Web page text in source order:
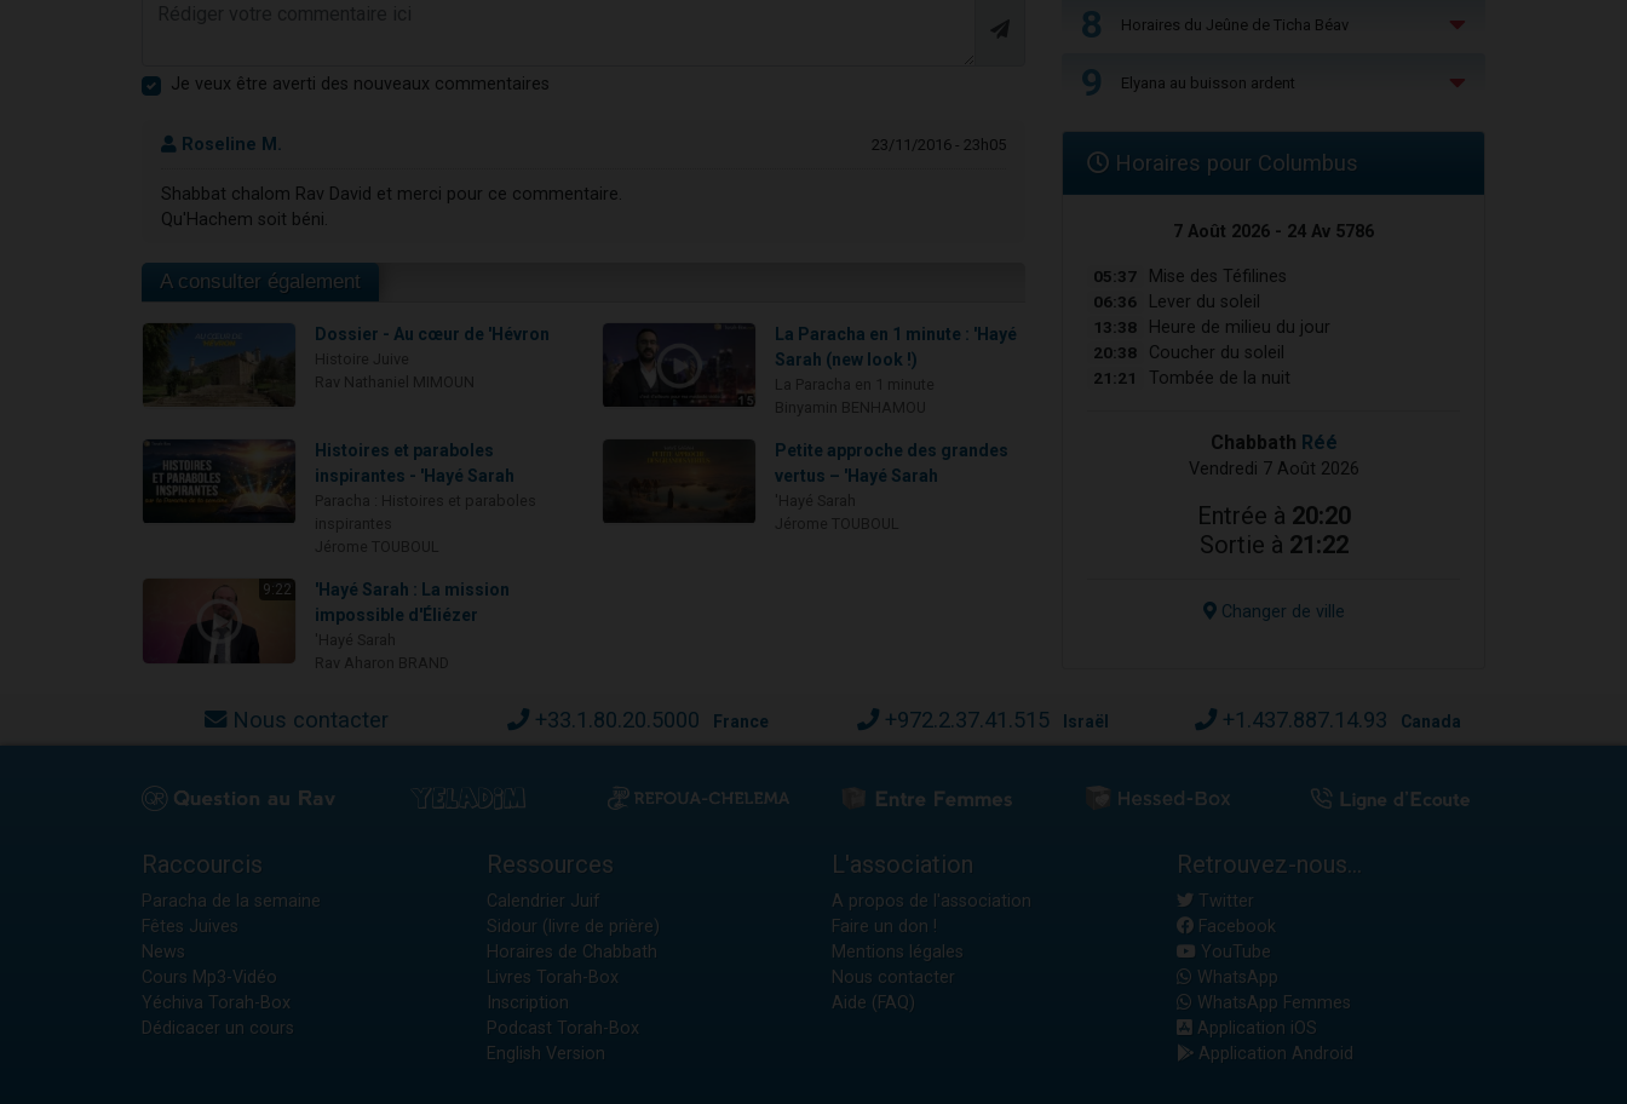
Je veux être averti des nouveaux commentaires
Roseline M. 23/11/2016 - 23h05
Shabbat chalom Rav David et merci pour ce commentaire.
Qu'Hachem soit béni.
A consulter également
Dossier - Au cœur de 'Hévron
La Paracha en 1 minute : 'Hayé
Sarah (new look !)
Histoires et paraboles
inspirantes - 'Hayé Sarah
Petite approche des grandes
vertus – 'Hayé Sarah
9:22
'Hayé Sarah : La mission
impossible d'Éliézer
8 Horaires du Jeûne de Ticha Béav
9 Elyana au buisson ardent
Horaires pour Columbus
7 Août 2026 - 24 Av 5786
05:37 Mise des Téfilines
06:36 Lever du soleil
13:38 Heure de milieu du jour
20:38 Coucher du soleil
21:21 Tombée de la nuit
Chabbath Réé
Vendredi 7 Août 2026
Entrée à 20:20
Sortie à 21:22
Changer de ville
Nous contacter +33.1.80.20.5000 France +972.2.37.41.515 Israël +1.437.887.14.93 Canada
Raccourcis
Paracha de la semaine
Fêtes Juives
News
Cours Mp3-Vidéo
Yéchiva Torah-Box
Dédicacer un cours
Ressources
Calendrier Juif
Sidour (livre de prière)
Horaires de Chabbath
Livres Torah-Box
Inscription
Podcast Torah-Box
English Version
L'association
A propos de l'association
Faire un don !
Mentions légales
Nous contacter
Aide (FAQ)
Retrouvez-nous...
Twitter
Facebook
YouTube
WhatsApp
WhatsApp Femmes
Application iOS
Application Android